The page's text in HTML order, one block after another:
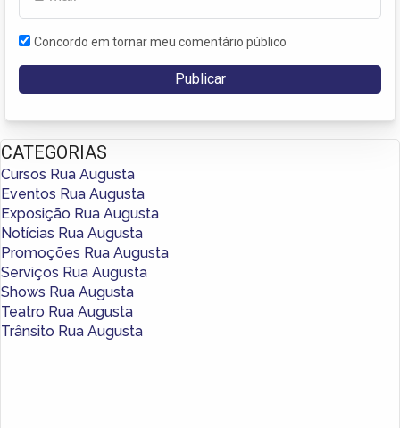
Concordo em tornar meu comentário público
CATEGORIAS
Cursos Rua Augusta
Eventos Rua Augusta
Exposição Rua Augusta
Notícias Rua Augusta
Promoções Rua Augusta
Serviços Rua Augusta
Shows Rua Augusta
Teatro Rua Augusta
Trânsito Rua Augusta